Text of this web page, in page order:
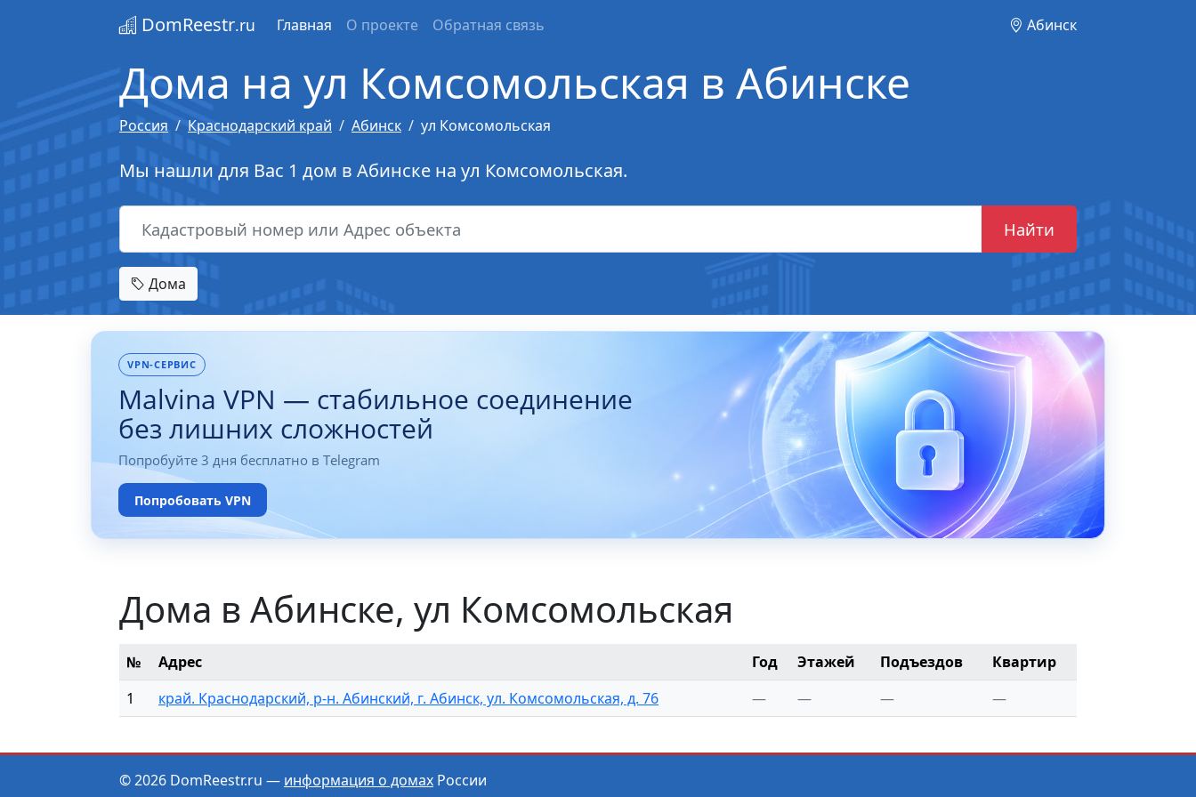
DomReestr.ru Главная О проекте Обратная связь Абинск
Дома на ул Комсомольская в Абинске
Россия Краснодарский край Абинск ул Комсомольская
Мы нашли для Вас 1 дом в Абинске на ул Комсомольская.
Найти
Дома
VPN-СЕРВИС
Malvina VPN — стабильное соединение
без лишних сложностей
Попробуйте 3 дня бесплатно в Telegram
Попробовать VPN
Дома в Абинске, ул Комсомольская
№ Адрес Год Этажей Подъездов
Квартир
1
край. Краснодарский, р-н. Абинский, г. Абинск, ул. Комсомольская, д. 76 — — — —
© 2026 DomReestr.ru — информация о домах России